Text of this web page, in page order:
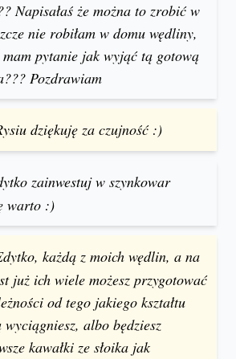
Napisałaś że można to zrobić w
nie robiłam w domu wędliny,
pytanie jak wyjąć tą gotową
Pozdrawiam
dziękuję za czujność :)
zainwestuj w szynkowar
warto :)
każdą z moich wędlin, a na
już ich wiele możesz przygotować
od tego jakiego kształtu
albo będziesz
kawałki ze słoika jak